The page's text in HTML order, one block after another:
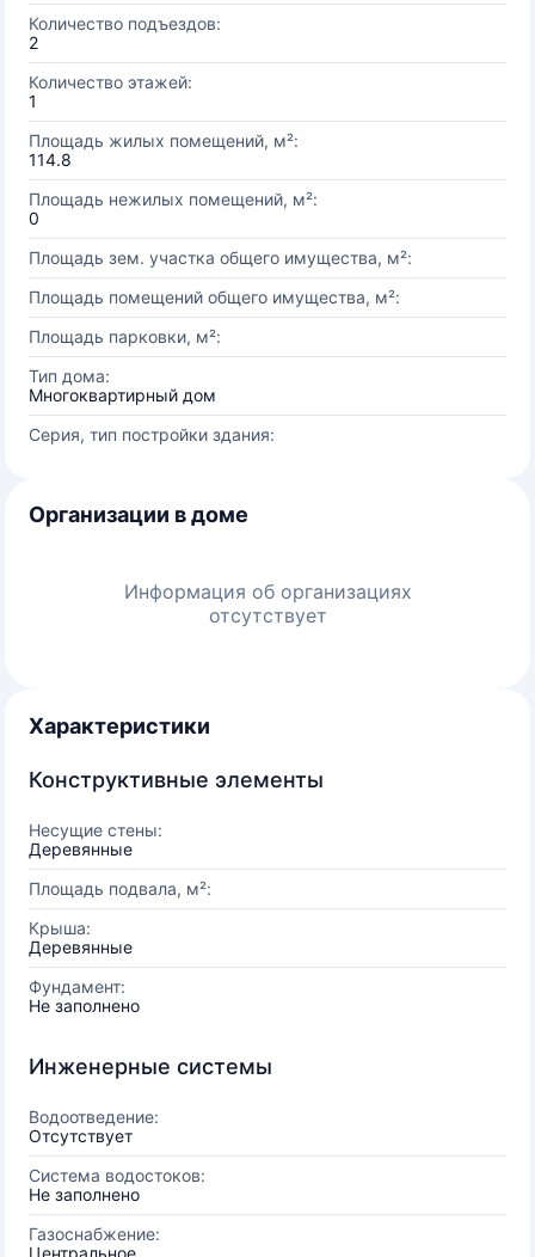
Количество подъездов:
2
Количество этажей:
1
Площадь жилых помещений, м²:
114.8
Площадь нежилых помещений, м²:
0
Площадь зем. участка общего имущества, м²:
Площадь помещений общего имущества, м²:
Площадь парковки, м²:
Тип дома:
Многоквартирный дом
Серия, тип постройки здания:
Организации в доме
Информация об организациях
отсутствует
Характеристики
Конструктивные элементы
Несущие стены:
Деревянные
Площадь подвала, м²:
Крыша:
Деревянные
Фундамент:
Не заполнено
Инженерные системы
Водоотведение:
Отсутствует
Система водостоков:
Не заполнено
Газоснабжение:
Центральное